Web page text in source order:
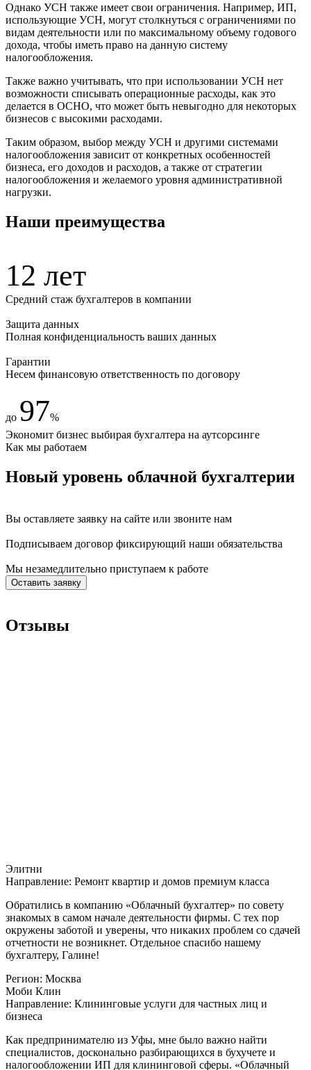
Однако УСН также имеет свои ограничения. Например, ИП,
использующие УСН, могут столкнуться с ограничениями по
видам деятельности или по максимальному объему годового
дохода, чтобы иметь право на данную систему
налогообложения.
Также важно учитывать, что при использовании УСН нет
возможности списывать операционные расходы, как это
делается в ОСНО, что может быть невыгодно для некоторых
бизнесов с высокими расходами.
Таким образом, выбор между УСН и другими системами
налогообложения зависит от конкретных особенностей
бизнеса, его доходов и расходов, а также от стратегии
налогообложения и желаемого уровня административной
нагрузки.
Наши преимущества
12 лет
Средний стаж бухгалтеров в компании
Защита данных
Полная конфиденциальность ваших данных
Гарантии
Несем финансовую ответственность по договору
до 97%
Экономит бизнес выбирая бухгалтера на аутсорсинге
Как мы работаем
Новый уровень облачной бухгалтерии
Вы оставляете заявку на сайте или звоните нам
Подписываем договор фиксирующий наши обязательства
Мы незамедлительно приступаем к работе
Оставить заявку
Отзывы
Элитни
Направление: Ремонт квартир и домов премиум класса
Обратились в компанию «Облачный бухгалтер» по совету
знакомых в самом начале деятельности фирмы. С тех пор
окружены заботой и уверены, что никаких проблем со сдачей
отчетности не возникнет. Отдельное спасибо нашему
бухгалтеру, Галине!
Регион: Москва
Моби Клин
Направление: Клининговые услуги для частных лиц и
бизнеса
Как предпринимателю из Уфы, мне было важно найти
специалистов, досконально разбирающихся в бухучете и
налогообложении ИП для клининговой сферы. «Облачный